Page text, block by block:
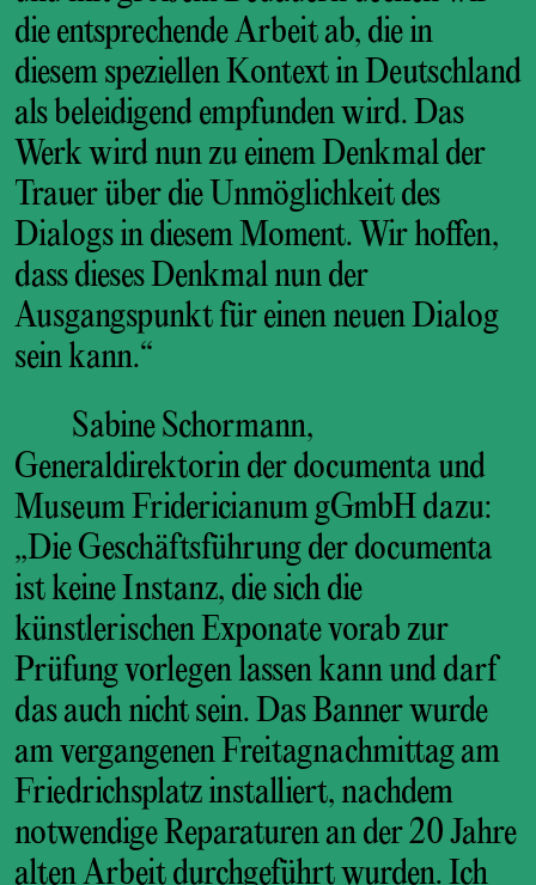
die entsprechende Arbeit ab, die in
diesem speziellen Kontext in Deutschland
als beleidigend empfunden wird. Das
Werk wird nun zu einem Denkmal der
Trauer über die Unmöglichkeit des
Dialogs in diesem Moment. Wir hoffen,
dass dieses Denkmal nun der
Ausgangspunkt für einen neuen Dialog
sein kann.“
Sabine Schormann,
Generaldirektorin der documenta und
Museum Fridericianum gGmbH dazu:
„Die Geschäftsführung der documenta
ist keine Instanz, die sich die
künstlerischen Exponate vorab zur
Prüfung vorlegen lassen kann und darf
das auch nicht sein. Das Banner wurde
am vergangenen Freitagnachmittag am
Friedrichsplatz installiert, nachdem
notwendige Reparaturen an der 20 Jahre
alten Arbeit durchgeführt wurden. Ich